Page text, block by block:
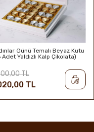
Günü Temalı Beyaz Kutu
Adet Yaldızlı Kalp Çikolata)
TL
TL